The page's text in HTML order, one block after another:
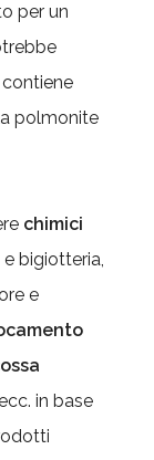
per un
polmonite
chimici
bigiotteria,
e
in base